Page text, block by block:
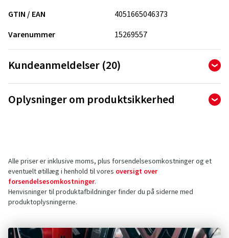
GTIN / EAN
4051665046373
Varenummer
15269557
Kundeanmeldelser (20)
4,90
ud af i alt 20 anmeldelser
5 Stjerner (18)
4 Stjerner
3 Stjerner
2 Stjerner
Oplysninger om produktsikkerhed
85467 Neuching
Tyskland
Kontakt vedrørende produktsikkerhed (ikke
E-mail:info@borbet.de
Alle priser er inklusive moms, plus forsendelsesomkostninger og et
eventuelt øtillæg i henhold til vores oversigt over
forsendelsesomkostninger.
Henvisninger til produktafbildninger finder du på siderne med
produktoplysningerne.